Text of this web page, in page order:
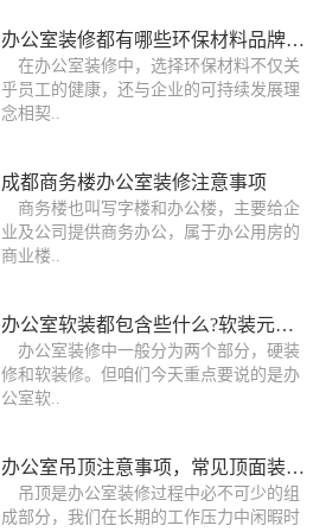
办公室装修都有哪些环保材料品牌推荐？
在办公室装修中，选择环保材料不仅关
乎员工的健康，还与企业的可持续发展理
念相契..
成都商务楼办公室装修注意事项
商务楼也叫写字楼和办公楼，主要给企
业及公司提供商务办公，属于办公用房的
商业楼..
办公室软装都包含些什么?软装元素有哪些
办公室装修中一般分为两个部分，硬装
修和软装修。但咱们今天重点要说的是办
公室软..
办公室吊顶注意事项，常见顶面装饰材料
吊顶是办公室装修过程中必不可少的组
成部分，我们在长期的工作压力中闲暇时